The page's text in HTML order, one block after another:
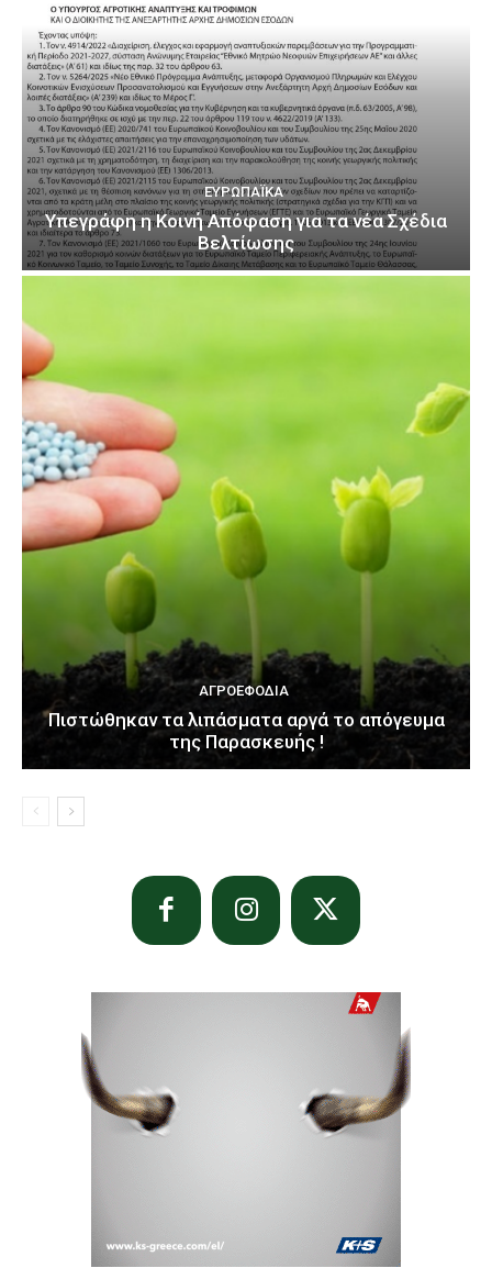
ΕΥΡΩΠΑΪΚΆ
Υπεγράφη η Κοινή Απόφαση για τα νέα Σχέδια
Βελτίωσης
ΑΓΡΟΕΦΌΔΙΑ
Πιστώθηκαν τα λιπάσματα αργά το απόγευμα
της Παρασκευής !